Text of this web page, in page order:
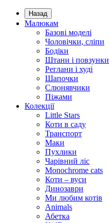
Назад
Малюкам
Базові моделі
Чоловічки, сліпи
Бодіки
Штани і повзунки
Реглани і худі
Шапочки
Слюнявчики
Піжами
Колекції
Little Stars
Коти в саду
Транспорт
Маки
Пухлики
Чарівний ліс
Monochrome cats
Коти – вуси
Динозаври
Ми любим котів
Animals
Абетка